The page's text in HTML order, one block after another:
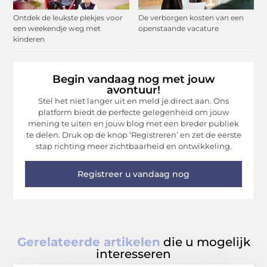
Ontdek de leukste plekjes voor
een weekendje weg met
kinderen
De verborgen kosten van een
openstaande vacature
Begin vandaag nog met jouw
avontuur!
Stel het niet langer uit en meld je direct aan. Ons
platform biedt de perfecte gelegenheid om jouw
mening te uiten en jouw blog met een breder publiek
te delen. Druk op de knop ‘Registreren’ en zet de eerste
stap richting meer zichtbaarheid en ontwikkeling.
Registreer u vandaag nog
Gerelateerde artikelen die u mogelijk
interesseren